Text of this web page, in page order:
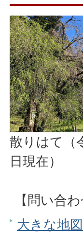
散りはて（
日現在）
【問い合
大きな地